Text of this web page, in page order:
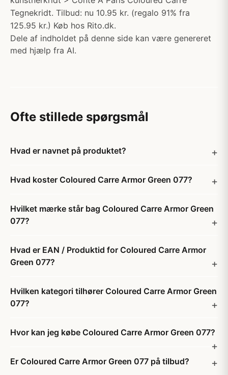
Tegnekridt. Tilbud: nu 10.95 kr. (regalo 91% fra
125.95 kr.) Køb hos Rito.dk.
Dele af indholdet på denne side kan være genereret
med hjælp fra AI.
Ofte stillede spørgsmål
Hvad er navnet på produktet?
Hvad koster Coloured Carre Armor Green 077?
Hvilket mærke står bag Coloured Carre Armor Green
077?
Hvad er EAN / Produktid for Coloured Carre Armor
Green 077?
Hvilken kategori tilhører Coloured Carre Armor Green
077?
Hvor kan jeg købe Coloured Carre Armor Green 077?
Er Coloured Carre Armor Green 077 på tilbud?